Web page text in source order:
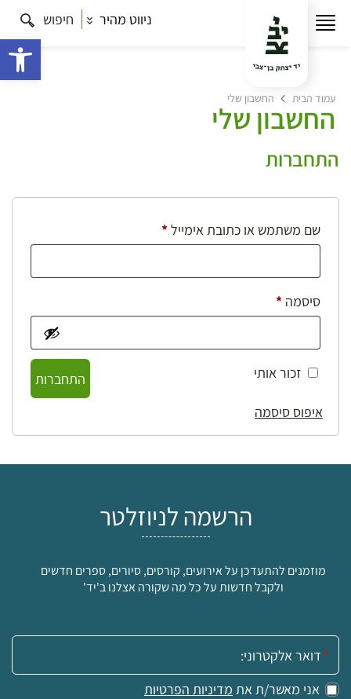
ניווט מהיר חיפוש
עמוד הבית החשבון שלי
החשבון שלי
התחברות
שם משתמש או כתובת אימייל*חובה
סיסמה *חובה
זכור אותי
התחברות
איפוס סיסמה
הרשמה לניוזלטר
מוזמנים להתעדכן על אירועים, קורסים, סיורים, ספרים חדשים
ולקבל חדשות על כל מה שקורה אצלנו ב'יד'
אימייל:
אני מאשר/ת את מדיניות הפרטיות